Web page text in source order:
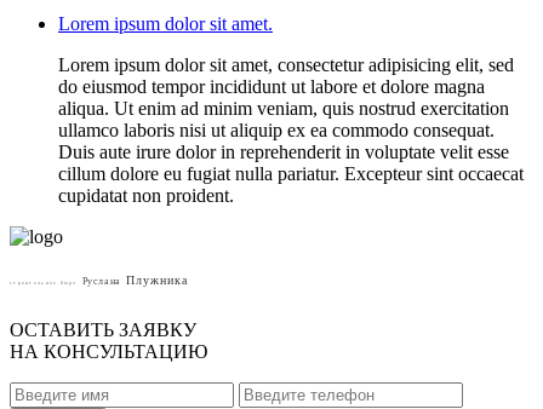
Lorem ipsum dolor sit amet.
Lorem ipsum dolor sit amet, consectetur adipisicing elit, sed
do eiusmod tempor incididunt ut labore et dolore magna
aliqua. Ut enim ad minim veniam, quis nostrud exercitation
ullamco laboris nisi ut aliquip ex ea commodo consequat.
Duis aute irure dolor in reprehenderit in voluptate velit esse
cillum dolore eu fugiat nulla pariatur. Excepteur sint occaecat
cupidatat non proident.
строительное бюро Руслана Плужника
ОСТАВИТЬ ЗАЯВКУ
НА КОНСУЛЬТАЦИЮ